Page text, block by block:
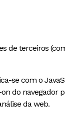
de terceiros
se com o
do navegador
da web.